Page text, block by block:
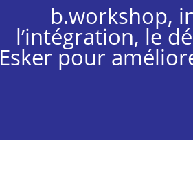
b.workshop,
l’intégration, le
Esker pour